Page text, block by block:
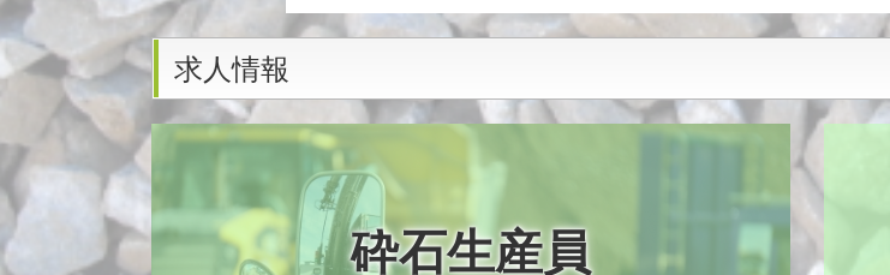
求人情報
砕石生産員